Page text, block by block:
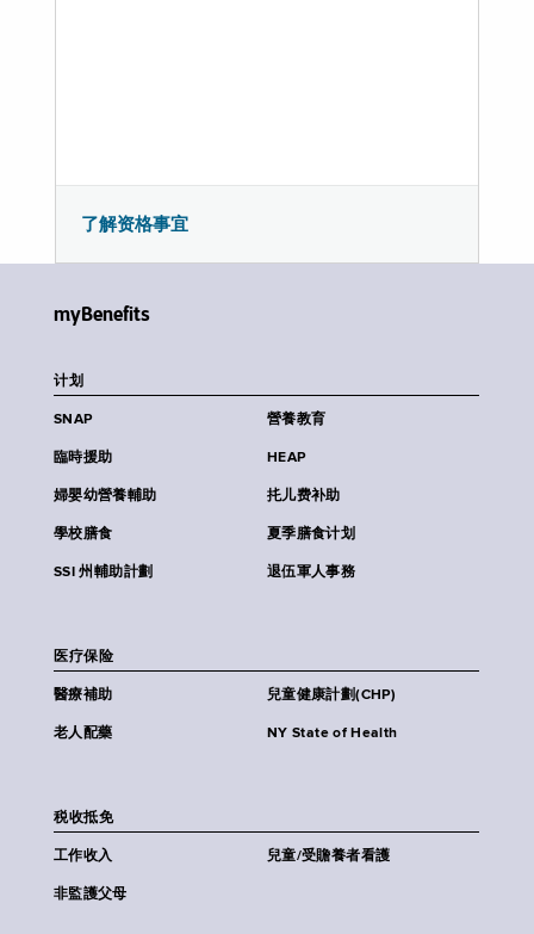
了解资格事宜
myBenefits
计划
SNAP 營養教育
臨時援助 HEAP
婦嬰幼營養輔助 扥儿费补助
學校膳食 夏季膳食计划
SSI 州輔助計劃 退伍軍人事務
医疗保险
醫療補助 兒童健康計劃(CHP)
老人配藥 NY State of Health
税收抵免
工作收入 兒童/受贍養者看護
非監護父母